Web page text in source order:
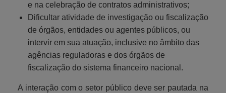
e na celebração de contratos administrativos;
Dificultar atividade de investigação ou fiscalização
de órgãos, entidades ou agentes públicos, ou
intervir em sua atuação, inclusive no âmbito das
agências reguladoras e dos órgãos de
fiscalização do sistema financeiro nacional.
A interação com o setor público deve ser pautada na